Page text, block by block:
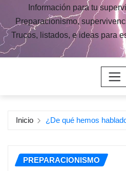
Información para tu
Preparacionismo,
Trucos, listados, e ideas para
Inicio ¿De qué hemos
PREPARACIONISMO